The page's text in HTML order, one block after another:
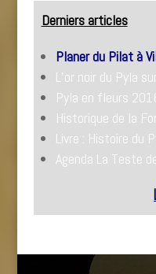
Derniers articles
Planer du Pilat à
L’or noir du Pyla
Pyla en fleurs
Historique de la
Livre : Histoire du
Agenda La Teste